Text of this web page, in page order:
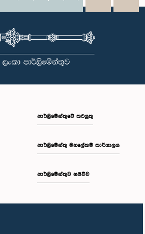
WhatsAppLinkedIn
පාර්ලිමේන්තුවේ කටයුතු
පාර්ලිමේන්තු මහලේකම් කාර්යාලය
පාර්ලිමේන්තුව සජීවීව